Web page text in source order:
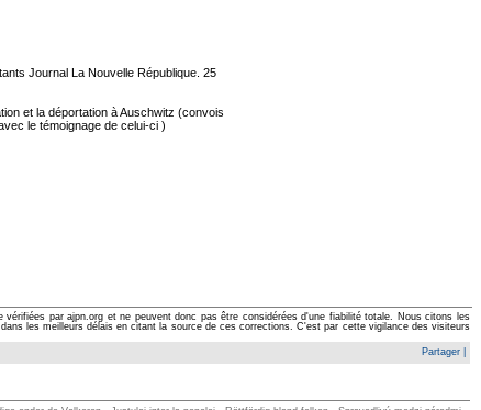
Journal La Nouvelle République. 25
et la déportation à Auschwitz (convois
le témoignage de celui-ci )
par ajpn.org et ne peuvent donc pas être considérées d'une fiabilité totale. Nous citons les
les meilleurs délais en citant la source de ces corrections. C'est par cette vigilance des visiteurs
Partager